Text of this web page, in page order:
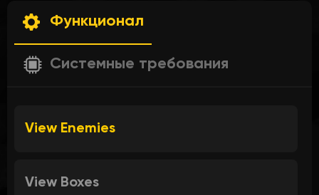
Функционал
Системные требования
View Enemies
View Boxes